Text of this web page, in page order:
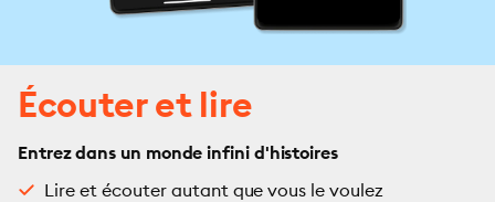
Écouter et lire
Entrez dans un monde infini d'histoires
Lire et écouter autant que vous le voulez